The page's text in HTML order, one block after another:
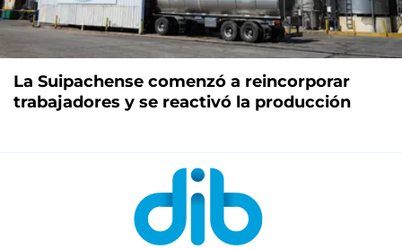
La Suipachense comenzó a reincorporar
trabajadores y se reactivó la producción